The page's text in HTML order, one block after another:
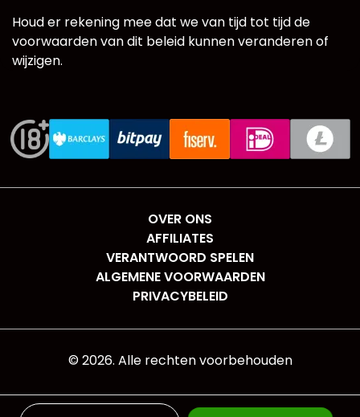
Houd er rekening mee dat we van tijd tot tijd de
voorwaarden van dit beleid kunnen veranderen of
wijzigen.
OVER ONS
AFFILIATES
VERANTWOORD SPELEN
ALGEMENE VOORWAARDEN
PRIVACYBELEID
© 2026. Alle rechten voorbehouden